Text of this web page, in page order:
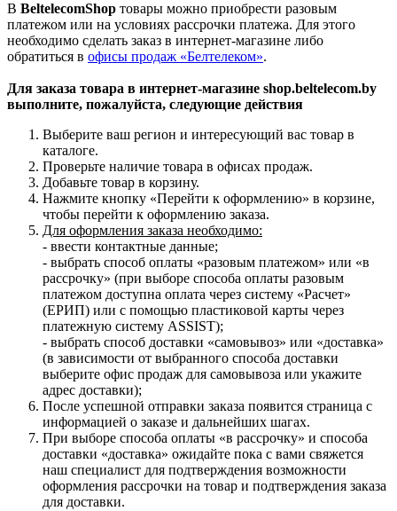
В BeltelecomShop товары можно приобрести разовым
платежом или на условиях рассрочки платежа. Для этого
необходимо сделать заказ в интернет-магазине либо
обратиться в офисы продаж «Белтелеком».
Для заказа товара в интернет-магазине shop.beltelecom.by
выполните, пожалуйста, следующие действия
Выберите ваш регион и интересующий вас товар в
каталоге.
Проверьте наличие товара в офисах продаж.
Добавьте товар в корзину.
Нажмите кнопку «Перейти к оформлению» в корзине,
чтобы перейти к оформлению заказа.
Для оформления заказа необходимо:
- ввести контактные данные;
- выбрать способ оплаты «разовым платежом» или «в
рассрочку» (при выборе способа оплаты разовым
платежом доступна оплата через систему «Расчет»
(ЕРИП) или с помощью пластиковой карты через
платежную систему ASSIST);
- выбрать способ доставки «самовывоз» или «доставка»
(в зависимости от выбранного способа доставки
выберите офис продаж для самовывоза или укажите
адрес доставки);
После успешной отправки заказа появится страница с
информацией о заказе и дальнейших шагах.
При выборе способа оплаты «в рассрочку» и способа
доставки «доставка» ожидайте пока с вами свяжется
наш специалист для подтверждения возможности
оформления рассрочки на товар и подтверждения заказа
для доставки.